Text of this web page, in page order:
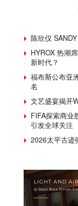
陈欣仪
HYROX 热潮
新时代？
福布斯公布亚
名
文艺盛宴揭开
FIFA探索商业
引发全球关注
2026太平古迹